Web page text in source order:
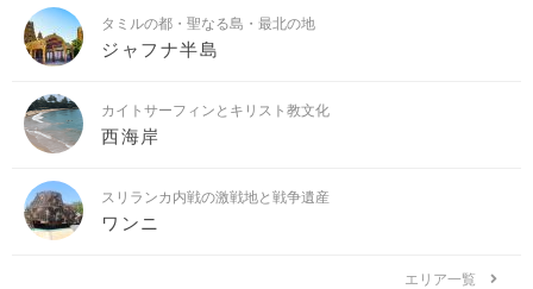
タミルの都・聖なる島・最北の地
ジャフナ半島
カイトサーフィンとキリスト教文化
西海岸
スリランカ内戦の激戦地と戦争遺産
ワンニ
エリア一覧